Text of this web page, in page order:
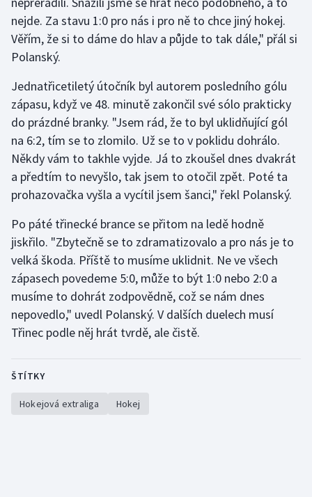
Short track
Sportovní střelba
Triatlon
Veslování
Vodní slalom
Ostatní
nejde. Za stavu 1:0 pro nás i pro ně to chce jiný hokej.
Věřím, že si to dáme do hlav a půjde to tak dále," přál si
Polanský.
Jednatřicetiletý útočník byl autorem posledního gólu
zápasu, když ve 48. minutě zakončil své sólo prakticky
do prázdné branky. "Jsem rád, že to byl uklidňující gól
na 6:2, tím se to zlomilo. Už se to v poklidu dohrálo.
Někdy vám to takhle vyjde. Já to zkoušel dnes dvakrát
a předtím to nevyšlo, tak jsem to otočil zpět. Poté ta
prohazovačka vyšla a vycítil jsem šanci," řekl Polanský.
Po páté třinecké brance se přitom na ledě hodně
jiskřilo. "Zbytečně se to zdramatizovalo a pro nás je to
velká škoda. Příště to musíme uklidnit. Ne ve všech
zápasech povedeme 5:0, může to být 1:0 nebo 2:0 a
musíme to dohrát zodpovědně, což se nám dnes
nepovedlo," uvedl Polanský. V dalších duelech musí
Třinec podle něj hrát tvrdě, ale čistě.
ŠTÍTKY
Hokejová extraliga Hokej